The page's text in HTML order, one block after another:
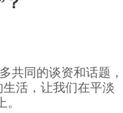
同的谈资和话题，
活，让我们在平淡